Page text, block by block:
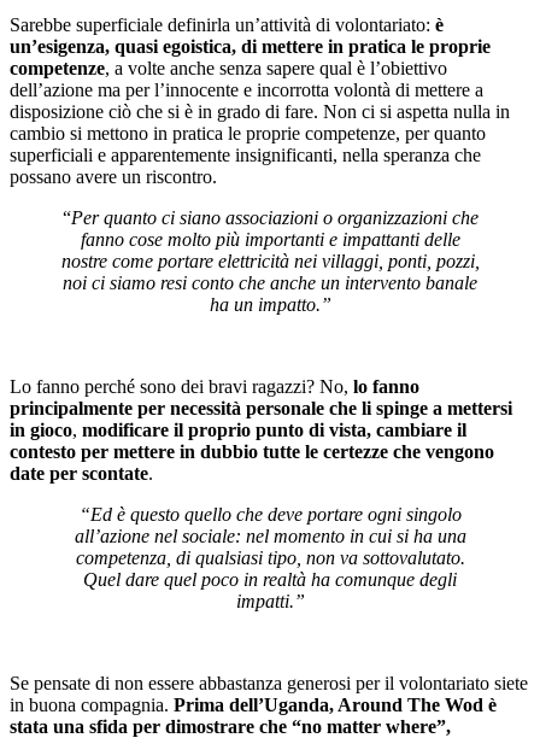
Sarebbe superficiale definirla un’attività di volontariato: è
un’esigenza, quasi egoistica, di mettere in pratica le proprie
competenze, a volte anche senza sapere qual è l’obiettivo
dell’azione ma per l’innocente e incorrotta volontà di mettere a
disposizione ciò che si è in grado di fare. Non ci si aspetta nulla in
cambio si mettono in pratica le proprie competenze, per quanto
superficiali e apparentemente insignificanti, nella speranza che
possano avere un riscontro.
“Per quanto ci siano associazioni o organizzazioni che
fanno cose molto più importanti e impattanti delle
nostre come portare elettricità nei villaggi, ponti, pozzi,
noi ci siamo resi conto che anche un intervento banale
ha un impatto.”
Lo fanno perché sono dei bravi ragazzi? No, lo fanno
principalmente per necessità personale che li spinge a mettersi
in gioco, modificare il proprio punto di vista, cambiare il
contesto per mettere in dubbio tutte le certezze che vengono
date per scontate.
“Ed è questo quello che deve portare ogni singolo
all’azione nel sociale: nel momento in cui si ha una
competenza, di qualsiasi tipo, non va sottovalutato.
Quel dare quel poco in realtà ha comunque degli
impatti.”
Se pensate di non essere abbastanza generosi per il volontariato siete
in buona compagnia. Prima dell’Uganda, Around The Wod è
stata una sfida per dimostrare che “no matter where”,